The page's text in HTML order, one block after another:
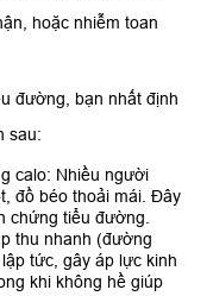
hoặc nhiễm toan
đường, bạn nhất định
sau:
calo: Nhiều người
đồ béo thoải mái. Đây
chứng tiểu đường.
thu nhanh (đường
tức, gây áp lực kinh
khi không hề giúp